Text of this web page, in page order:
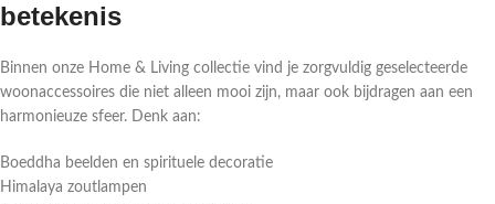
betekenis
Binnen onze Home & Living collectie vind je zorgvuldig geselecteerde
woonaccessoires die niet alleen mooi zijn, maar ook bijdragen aan een
harmonieuze sfeer. Denk aan:
Boeddha beelden en spirituele decoratie
Himalaya zoutlampen